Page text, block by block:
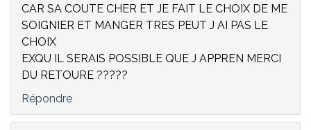
CAR SA COUTE CHER ET JE FAIT LE CHOIX DE ME
SOIGNIER ET MANGER TRES PEUT J AI PAS LE
CHOIX
EXQU IL SERAIS POSSIBLE QUE J APPREN MERCI
DU RETOURE ?????
Répondre